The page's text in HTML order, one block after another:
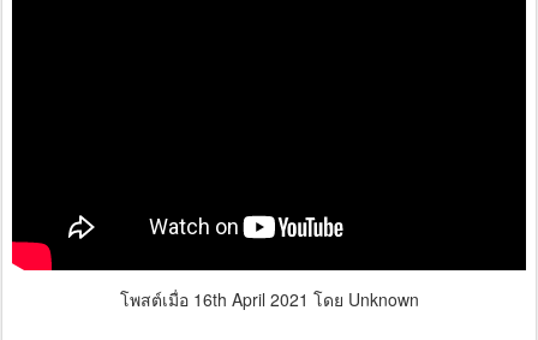
โพสต์เมื่อ 16th April 2021 โดย Unknown